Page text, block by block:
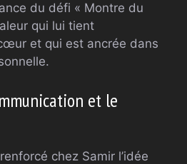
du défi « Montre du
qui lui tient
et qui est ancrée dans
et le
chez Samir l’idée